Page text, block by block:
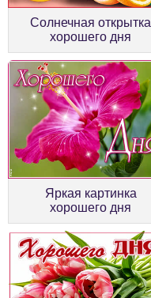
Солнечная открытка
хорошего дня
Яркая картинка
хорошего дня